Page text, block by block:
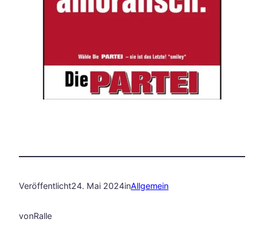
Veröffentlicht24. Mai 2024inAllgemein
vonRalle